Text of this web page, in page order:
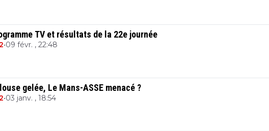
TV et résultats de la 22e journée
•09 févr. , 22:48
gelée, Le Mans-ASSE menacé ?
•03 janv. , 18:54